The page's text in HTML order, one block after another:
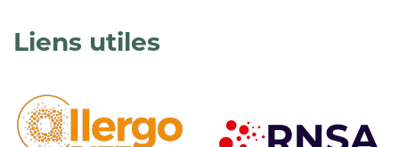
Liens utiles